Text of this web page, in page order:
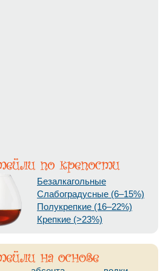
Безалкагольные
Слабоградусные (6–15%)
Полукрепкие (16–22%)
Крепкие (>23%)